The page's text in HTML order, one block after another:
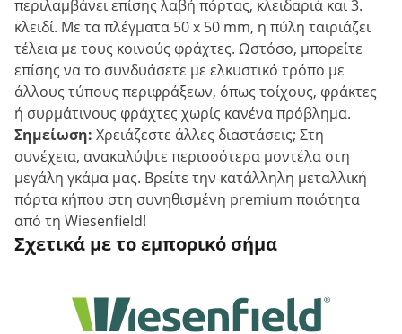
περιλαμβάνει επίσης λαβή πόρτας, κλειδαριά και 3.
κλειδί. Με τα πλέγματα 50 x 50 mm, η πύλη ταιριάζει
τέλεια με τους κοινούς φράχτες. Ωστόσο, μπορείτε
επίσης να το συνδυάσετε με ελκυστικό τρόπο με
άλλους τύπους περιφράξεων, όπως τοίχους, φράκτες
ή συρμάτινους φράχτες χωρίς κανένα πρόβλημα.
Σημείωση: Χρειάζεστε άλλες διαστάσεις; Στη
συνέχεια, ανακαλύψτε περισσότερα μοντέλα στη
μεγάλη γκάμα μας. Βρείτε την κατάλληλη μεταλλική
πόρτα κήπου στη συνηθισμένη premium ποιότητα
από τη Wiesenfield!
Σχετικά με το εμπορικό σήμα